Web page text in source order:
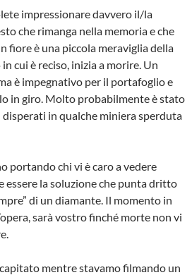
impressionare davvero il/la
che rimanga nella memoria e che
fiore è una piccola meraviglia della
cui è reciso, inizia a morire. Un
è impegnativo per il portafoglio e
in giro. Molto probabilmente è stato
in qualche miniera sperduta
portando chi vi è caro a vedere
essere la soluzione che punta dritto
di un diamante. Il momento in
sarà vostro finché morte non vi
mentre stavamo filmando un